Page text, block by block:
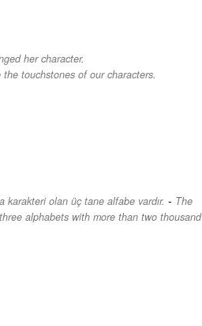
her character.
the touchstones of our characters.
karakteri olan üç tane alfabe vardır. - The
alphabets with more than two thousand